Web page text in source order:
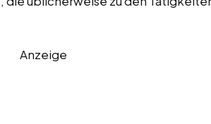
Anzeige